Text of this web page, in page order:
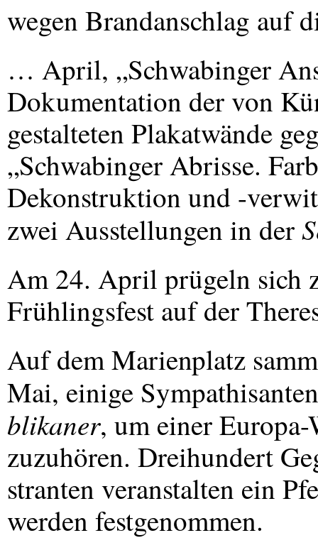
wegen Brandanschlag auf
… April, „Schwabinger
Dokumentation der von
gestalteten Plakatwände
„Schwabinger Abrisse.
Dekonstruktion und -
zwei Ausstellungen in der
Am 24. April prügeln sich
Frühlingsfest auf der
Auf dem Marienplatz
Mai, einige
blikaner, um einer
zuzuhören. Dreihundert
stranten veranstalten ein
werden festgenommen.